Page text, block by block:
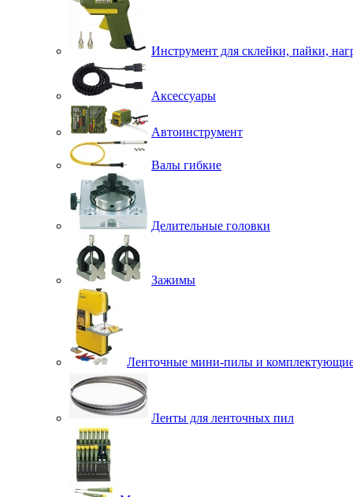
Инструмент для склейки, пайки,
Аксессуары
Автоинструмент
Валы гибкие
Делительные головки
Зажимы
Ленточные мини-пилы и
Ленты для ленточных пил